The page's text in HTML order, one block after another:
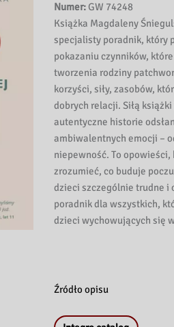
Numer: GW 74248
Książka Magdaleny
specjalisty poradnik, który
pokazaniu czynników,
tworzenia rodziny
korzyści, siły, zasobów,
dobrych relacji. Siłą
autentyczne historie
ambiwalentnych emocji –
niepewność. To
zrozumieć, co buduje
dzieci szczególnie trudne i
poradnik dla wszystkich,
dzieci wychowujących się
Źródło opisu